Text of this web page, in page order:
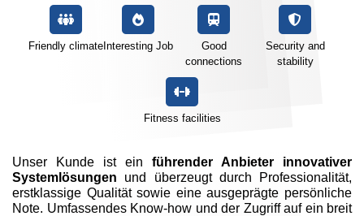
Friendly climate Interesting Job
Good
connections
Security and
stability
Fitness facilities
Unser Kunde ist ein führender Anbieter innovativer
Systemlösungen und überzeugt durch Professionalität,
erstklassige Qualität sowie eine ausgeprägte persönliche
Note. Umfassendes Know-how und der Zugriff auf ein breit